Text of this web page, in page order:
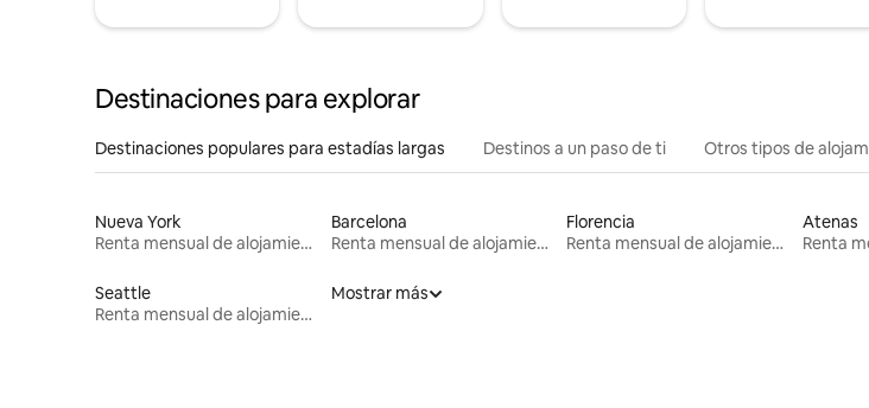
Destinaciones para explorar
Destinaciones populares para estadías largas Destinos a un paso de ti Otros tipos de
Nueva York
Renta mensual de alojamientos
Barcelona
Renta mensual de alojamientos
Florencia
Renta mensual de alojamientos
Atenas
Seattle
Renta mensual de alojamientos
Mostrar más